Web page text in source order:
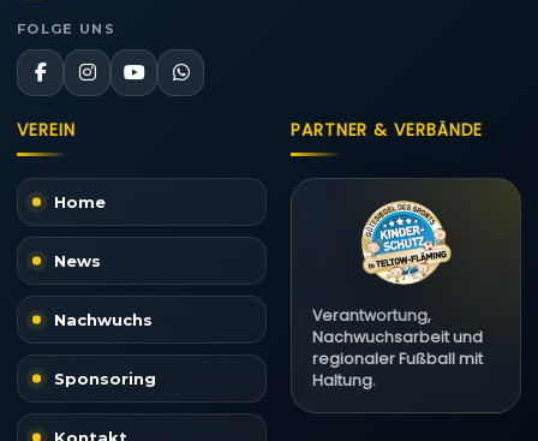
FOLGE UNS
VEREIN
Home
News
Nachwuchs
Sponsoring
Kontakt
PARTNER & VERBÄNDE
Verantwortung,
Nachwuchsarbeit und
regionaler Fußball mit
Haltung.